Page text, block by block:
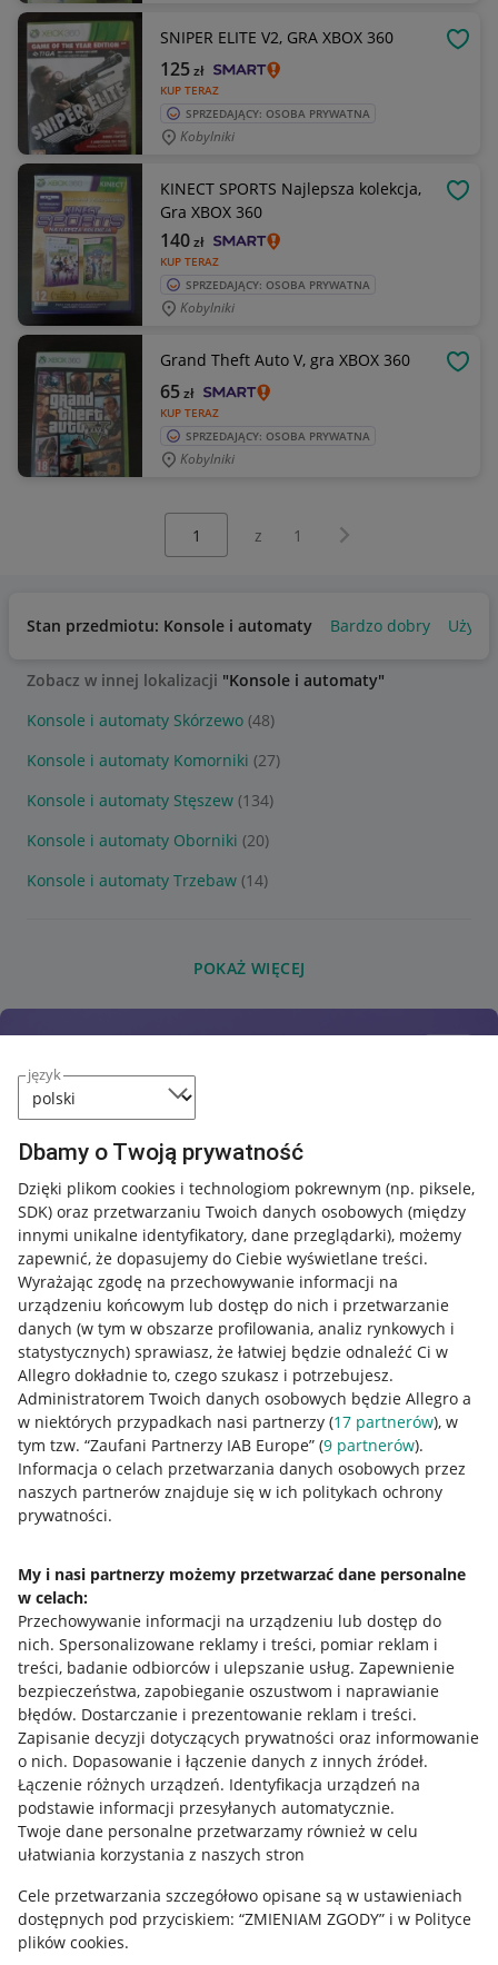
język
Dbamy o Twoją prywatność
Dzięki plikom cookies i technologiom pokrewnym (np. piksele,
SDK) oraz przetwarzaniu Twoich danych osobowych (między
innymi unikalne identyfikatory, dane przeglądarki), możemy
zapewnić, że dopasujemy do Ciebie wyświetlane treści.
Wyrażając zgodę na przechowywanie informacji na
urządzeniu końcowym lub dostęp do nich i przetwarzanie
danych (w tym w obszarze profilowania, analiz rynkowych i
statystycznych) sprawiasz, że łatwiej będzie odnaleźć Ci w
Allegro dokładnie to, czego szukasz i potrzebujesz.
Administratorem Twoich danych osobowych będzie Allegro a
w niektórych przypadkach nasi partnerzy (17 partnerów), w
tym tzw. “Zaufani Partnerzy IAB Europe” (9 partnerów).
Informacja o celach przetwarzania danych osobowych przez
naszych partnerów znajduje się w ich politykach ochrony
prywatności.
My i nasi partnerzy możemy przetwarzać dane personalne
w celach:
Przechowywanie informacji na urządzeniu lub dostęp do
nich. Spersonalizowane reklamy i treści, pomiar reklam i
treści, badanie odbiorców i ulepszanie usług. Zapewnienie
bezpieczeństwa, zapobieganie oszustwom i naprawianie
błędów. Dostarczanie i prezentowanie reklam i treści.
Zapisanie decyzji dotyczących prywatności oraz informowanie
o nich. Dopasowanie i łączenie danych z innych źródeł.
Łączenie różnych urządzeń. Identyfikacja urządzeń na
podstawie informacji przesyłanych automatycznie.
Twoje dane personalne przetwarzamy również w celu
ułatwiania korzystania z naszych stron
Cele przetwarzania szczegółowo opisane są w ustawieniach
dostępnych pod przyciskiem: “ZMIENIAM ZGODY” i w Polityce
plików cookies.
SNIPER ELITE V2, GRA XBOX 360
KUP TERAZ
125zł
SPRZEDAJĄCY: OSOBA PRYWATNA
Kobylniki
KINECT SPORTS Najlepsza kolekcja,
Gra XBOX 360
KUP TERAZ
140zł
SPRZEDAJĄCY: OSOBA PRYWATNA
Kobylniki
Grand Theft Auto V, gra XBOX 360
KUP TERAZ
65zł
SPRZEDAJĄCY: OSOBA PRYWATNA
Kobylniki
z 1 Następna strona
Stan przedmiotu: Konsole i automaty Bardzo dobry
Zobacz w innej lokalizacji "Konsole i automaty"
Konsole i automaty Skórzewo (48)
Konsole i automaty Komorniki (27)
Konsole i automaty Stęszew (134)
Konsole i automaty Oborniki (20)
Konsole i automaty Trzebaw (14)
POKAŻ WIĘCEJ
Przydatne informacje
Jak to działa
Allegro Gadane dla sprzedających
Allegro Gadane dla kupujących
Mapa miejscowości
Informacje prawne
Regulamin
Polityka plików "cookies"
Ustawienia plików "cookies"
Udostępnianie lokalizacji
Informacje dla Aktu o Usługach Cyfrowych